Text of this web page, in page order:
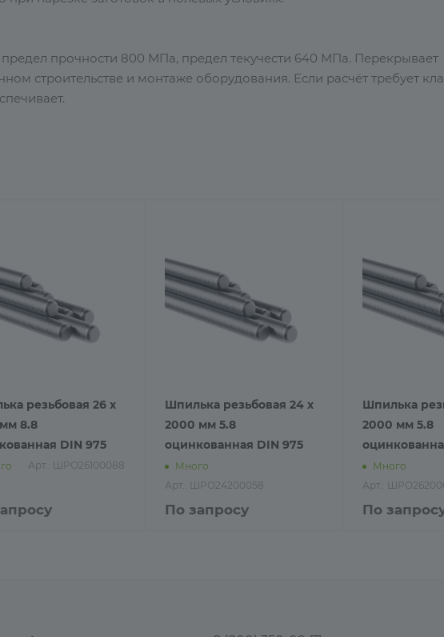
предел прочности 800 МПа, предел текучести 640 МПа. Перекрывает
строительстве и монтаже оборудования. Если расчёт требует
резьбовая 26 х
8.8
DIN 975
Арт.: ШРО26100088
Шпилька резьбовая 24 х
2000 мм 5.8
оцинкованная DIN 975
Много
Арт.: ШРО24200058
По запросу
Шпилька
2000 мм 5.8
Много
Арт.:
По